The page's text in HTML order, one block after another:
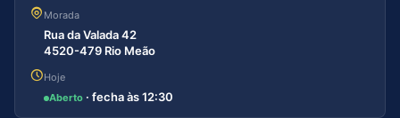
Morada
Rua da Valada 42
4520-479 Rio Meão
Hoje
Aberto · fecha às 12:30